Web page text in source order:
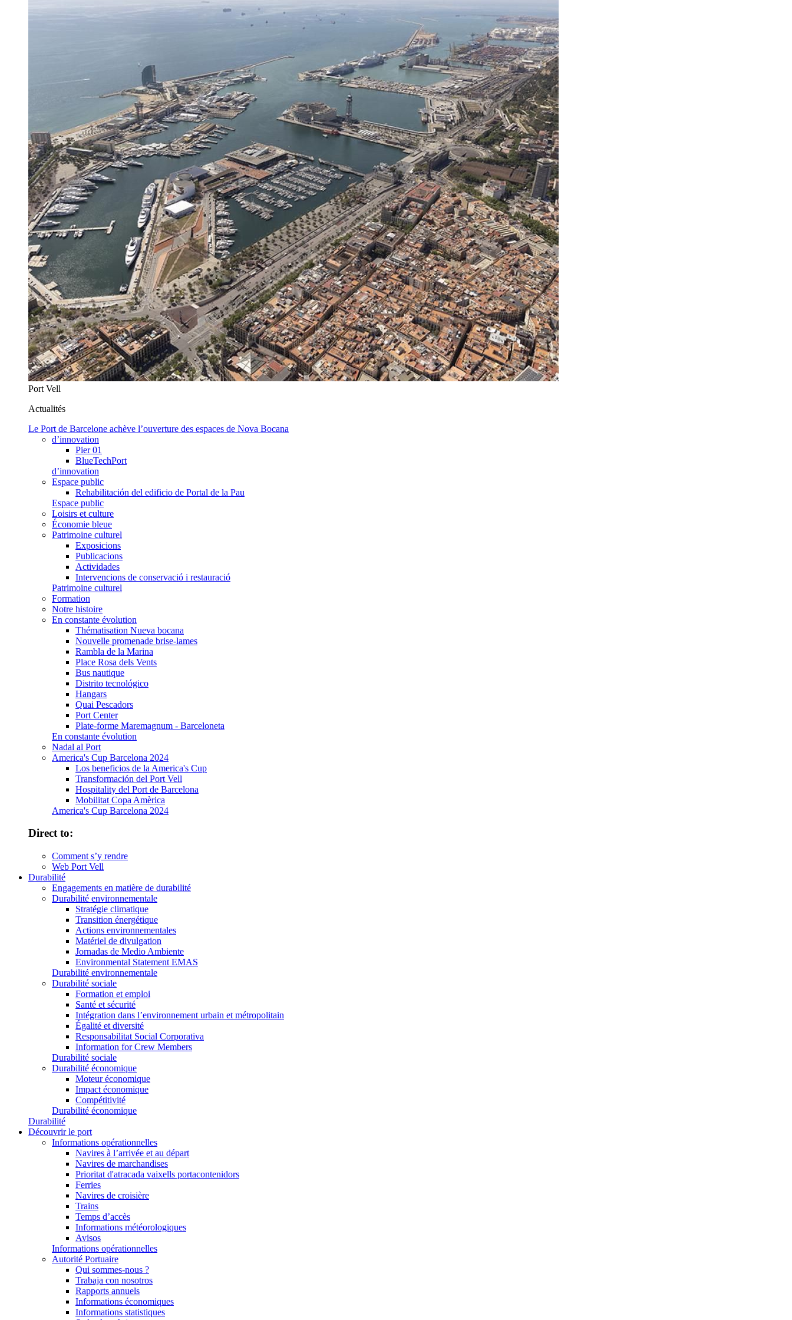
Port Vell
Actualités
Le Port de Barcelone achève l’ouverture des espaces de Nova Bocana
d’innovation
Pier 01
BlueTechPort
d’innovation
Espace public
Rehabilitación del edificio de Portal de la Pau
Espace public
Loisirs et culture
Économie bleue
Patrimoine culturel
Exposicions
Publicacions
Actividades
Intervencions de conservació i restauració
Patrimoine culturel
Formation
Notre histoire
En constante évolution
Thématisation Nueva bocana
Nouvelle promenade brise-lames
Rambla de la Marina
Place Rosa dels Vents
Bus nautique
Distrito tecnológico
Hangars
Quai Pescadors
Port Center
Plate-forme Maremagnum - Barceloneta
En constante évolution
Nadal al Port
America's Cup Barcelona 2024
Los beneficios de la America's Cup
Transformación del Port Vell
Hospitality del Port de Barcelona
Mobilitat Copa Amèrica
America's Cup Barcelona 2024
Direct to:
Comment s’y rendre
Web Port Vell
Durabilité
Engagements en matière de durabilité
Durabilité environnementale
Stratégie climatique
Transition énergétique
Actions environnementales
Matériel de divulgation
Jornadas de Medio Ambiente
Environmental Statement EMAS
Durabilité environnementale
Durabilité sociale
Formation et emploi
Santé et sécurité
Intégration dans l’environnement urbain et métropolitain
Égalité et diversité
Responsabilitat Social Corporativa
Information for Crew Members
Durabilité sociale
Durabilité économique
Moteur économique
Impact économique
Compétitivité
Durabilité économique
Durabilité
Découvrir le port
Informations opérationnelles
Navires à l’arrivée et au départ
Navires de marchandises
Prioritat d'atracada vaixells portacontenidors
Ferries
Navires de croisière
Trains
Temps d’accès
Informations météorologiques
Avisos
Informations opérationnelles
Autorité Portuaire
Qui sommes-nous ?
Trabaja con nosotros
Rapports annuels
Informations économiques
Informations statistiques